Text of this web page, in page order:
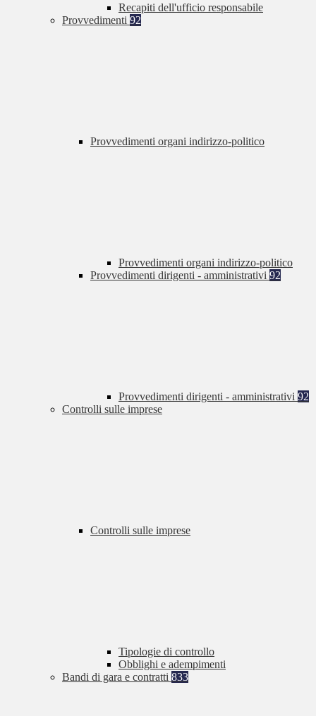
Recapiti dell'ufficio responsabile
Provvedimenti 92
Provvedimenti organi indirizzo-politico
Provvedimenti organi indirizzo-politico
Provvedimenti dirigenti - amministrativi 92
Provvedimenti dirigenti - amministrativi 92
Controlli sulle imprese
Controlli sulle imprese
Tipologie di controllo
Obblighi e adempimenti
Bandi di gara e contratti 833